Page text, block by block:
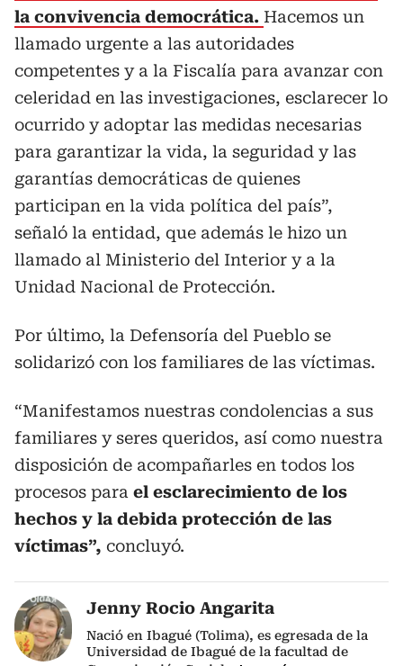
la convivencia democrática. Hacemos un
llamado urgente a las autoridades
competentes y a la Fiscalía para avanzar con
celeridad en las investigaciones, esclarecer lo
ocurrido y adoptar las medidas necesarias
para garantizar la vida, la seguridad y las
garantías democráticas de quienes
participan en la vida política del país”,
señaló la entidad, que además le hizo un
llamado al Ministerio del Interior y a la
Unidad Nacional de Protección.
Por último, la Defensoría del Pueblo se
solidarizó con los familiares de las víctimas.
“Manifestamos nuestras condolencias a sus
familiares y seres queridos, así como nuestra
disposición de acompañarles en todos los
procesos para el esclarecimiento de los
hechos y la debida protección de las
víctimas”, concluyó.
Jenny Rocio Angarita
Nació en Ibagué (Tolima), es egresada de la
Universidad de Ibagué de la facultad de